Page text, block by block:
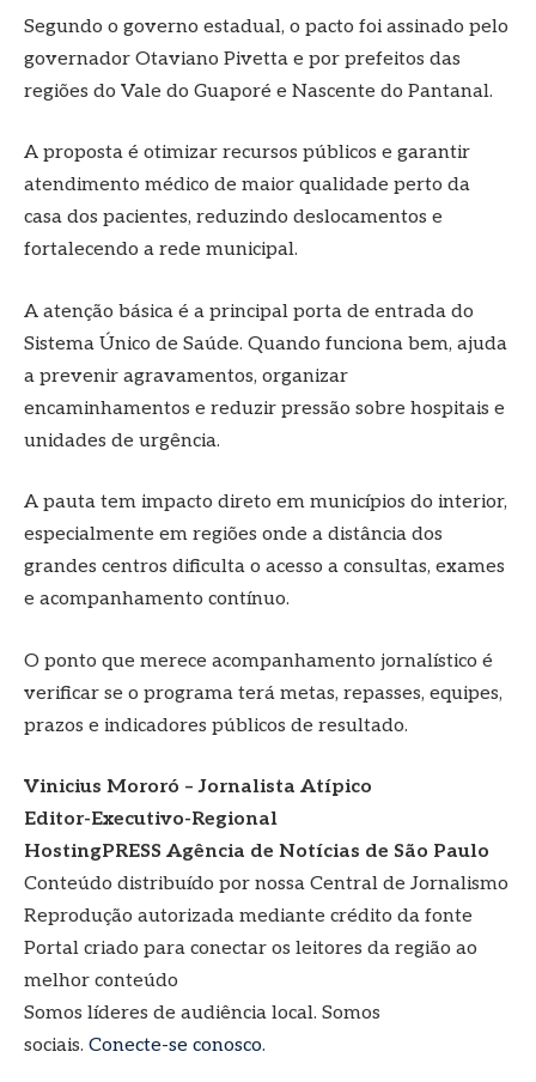
Segundo o governo estadual, o pacto foi assinado pelo
governador Otaviano Pivetta e por prefeitos das
regiões do Vale do Guaporé e Nascente do Pantanal.
A proposta é otimizar recursos públicos e garantir
atendimento médico de maior qualidade perto da
casa dos pacientes, reduzindo deslocamentos e
fortalecendo a rede municipal.
A atenção básica é a principal porta de entrada do
Sistema Único de Saúde. Quando funciona bem, ajuda
a prevenir agravamentos, organizar
encaminhamentos e reduzir pressão sobre hospitais e
unidades de urgência.
A pauta tem impacto direto em municípios do interior,
especialmente em regiões onde a distância dos
grandes centros dificulta o acesso a consultas, exames
e acompanhamento contínuo.
O ponto que merece acompanhamento jornalístico é
verificar se o programa terá metas, repasses, equipes,
prazos e indicadores públicos de resultado.
Vinicius Mororó – Jornalista Atípico
Editor-Executivo-Regional
HostingPRESS Agência de Notícias de São Paulo
Conteúdo distribuído por nossa Central de Jornalismo
Reprodução autorizada mediante crédito da fonte
Portal criado para conectar os leitores da região ao
melhor conteúdo
Somos líderes de audiência local. Somos
sociais. Conecte-se conosco.